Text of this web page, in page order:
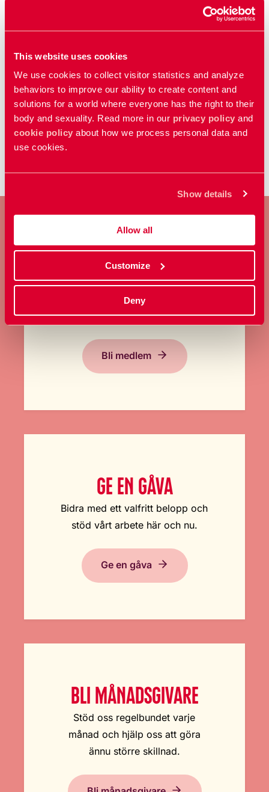
This website uses cookies
We use cookies to collect visitor statistics and analyze
behaviors to improve our ability to create content and
solutions for a world where everyone has the right to their
body and sexuality. Read more in our privacy policy and
cookie policy about how we process personal data and
use cookies.
Show details
Allow all
Customize
Deny
Relaterat
RFSU:s förbundsstyrelse
Kategorier
Pressmeddelande
BLI MEDLEM
Ta ställning för allas rätt att
bestämma över sin kropp och
sexualitet.
Bli medlem
GE EN GÅVA
Bidra med ett valfritt belopp och
stöd vårt arbete här och nu.
Ge en gåva
BLI MÅNADSGIVARE
Stöd oss regelbundet varje
månad och hjälp oss att göra
ännu större skillnad.